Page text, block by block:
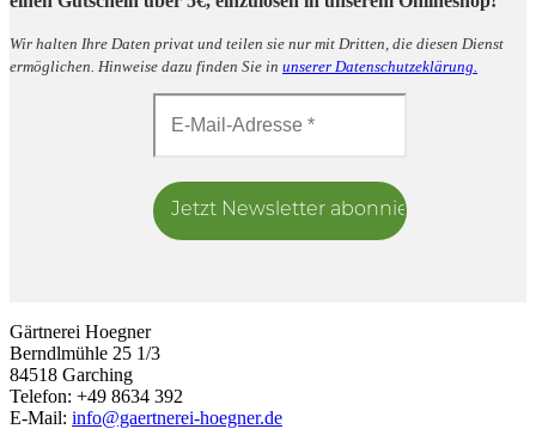
Wir halten Ihre Daten privat und teilen sie nur mit Dritten, die diesen Dienst
ermöglichen. Hinweise dazu finden Sie in unserer Datenschutzeklärung.
Gärtnerei Hoegner
Berndlmühle 25 1/3
84518 Garching
Telefon: +49 8634 392
E-Mail: info@gaertnerei-hoegner.de